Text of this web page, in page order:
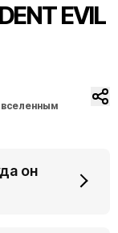
EVIL
вселенным
он